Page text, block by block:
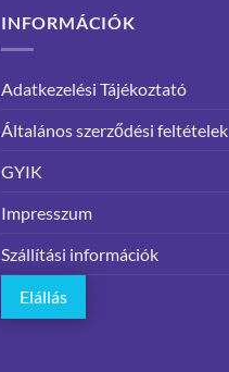
INFORMÁCIÓK
Adatkezelési Tájékoztató
Általános szerződési feltételek
GYIK
Impresszum
Szállítási információk
Elállás